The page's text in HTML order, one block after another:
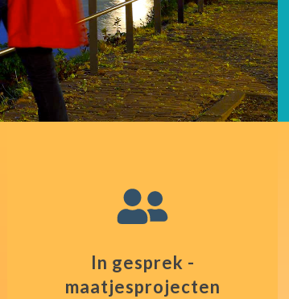
In gesprek -
maatjesprojecten